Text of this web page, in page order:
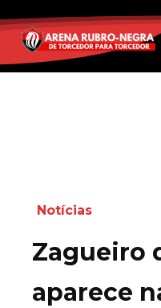
Notícias
Zagueiro
aparece